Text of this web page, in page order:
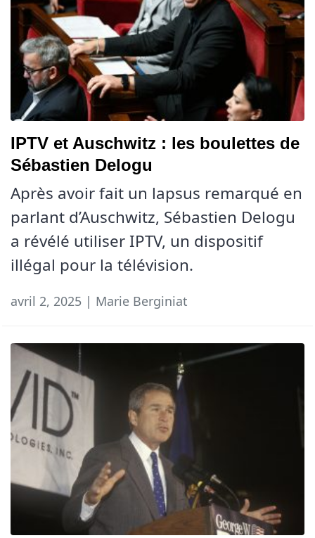
IPTV et Auschwitz : les boulettes de
Sébastien Delogu
Après avoir fait un lapsus remarqué en
parlant d’Auschwitz, Sébastien Delogu
a révélé utiliser IPTV, un dispositif
illégal pour la télévision.
avril 2, 2025 | Marie Berginiat